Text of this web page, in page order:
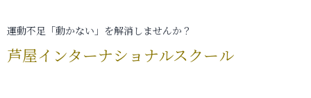
運動不足「動かない」を解消しませんか？
芦屋インターナショナルスクール